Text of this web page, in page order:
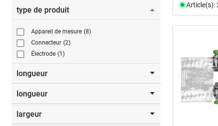
type de produit
Appareil de mesure (8)
Connecteur (2)
Électrode (1)
longueur
longueur
25,0 m (2)
largeur
Article(s):